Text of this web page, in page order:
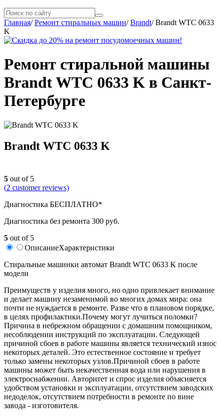
Главная/Ремонт стиральных машин/Brandt/Brandt WTC 0633
K
Ремонт стиральной машины
Brandt WTC 0633 K в Санкт-
Петербурге
Brandt WTC 0633 K
5 out of 5
(2 customer reviews)
Диагностика БЕСПЛАТНО*
Диагностика без ремонта 300 руб.
5 out of 5
ОписаниеХарактеристики
Стиральные машинки автомат Brandt WTC 0633 K после
модели
Преимуществ у изделия много, но одно привлекает внимание
и делает машину незаменимой во многих домах мира: она
почти не нуждается в ремонте. Разве что в плановом порядке,
в целях профилактики.Почему могут лучиться поломки?
Причина в небрежном обращении с домашним помощником,
несоблюдении инструкций по эксплуатации. Следующей
причиной сбоев в работе машины является технический износ
некоторых деталей. Это естественное состояние и требует
только замены некоторых узлов.Причиной сбоев в работе
машины может быть некачественная вода или нарушения в
электроснабжении. Авторитет и спрос изделия объясняется
удобством установки и эксплуатации, отсутствием заводских
недоделок, отсутствием потребности в ремонте по вине
завода - изготовителя.